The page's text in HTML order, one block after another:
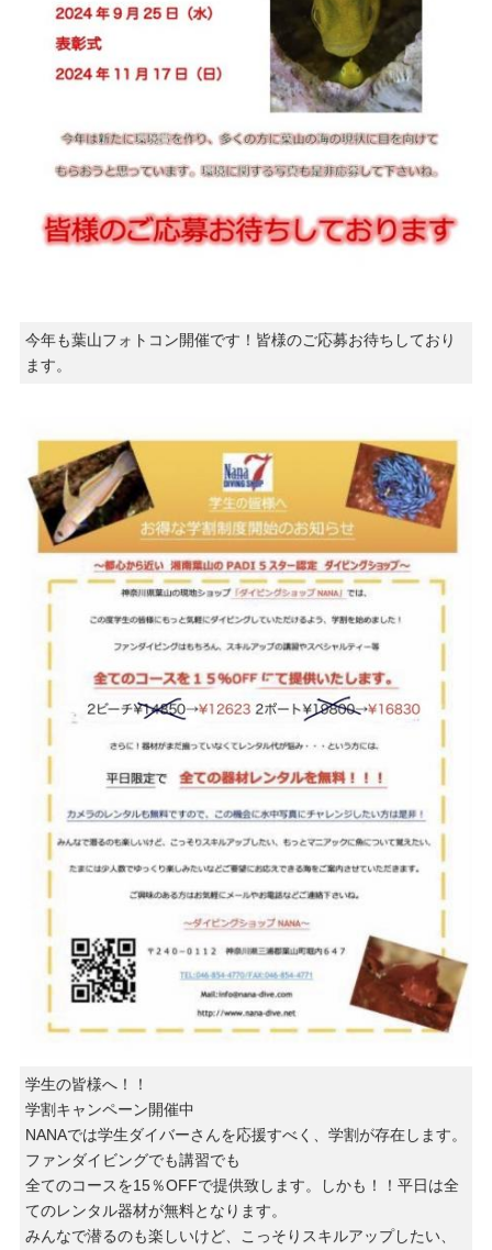
今年も葉山フォトコン開催です！皆様のご応募お待ちしており
ます。
学生の皆様へ！！
学割キャンペーン開催中
NANAでは学生ダイバーさんを応援すべく、学割が存在します。
ファンダイビングでも講習でも
全てのコースを15％OFFで提供致します。しかも！！平日は全
てのレンタル器材が無料となります。
みんなで潜るのも楽しいけど、こっそりスキルアップしたい、